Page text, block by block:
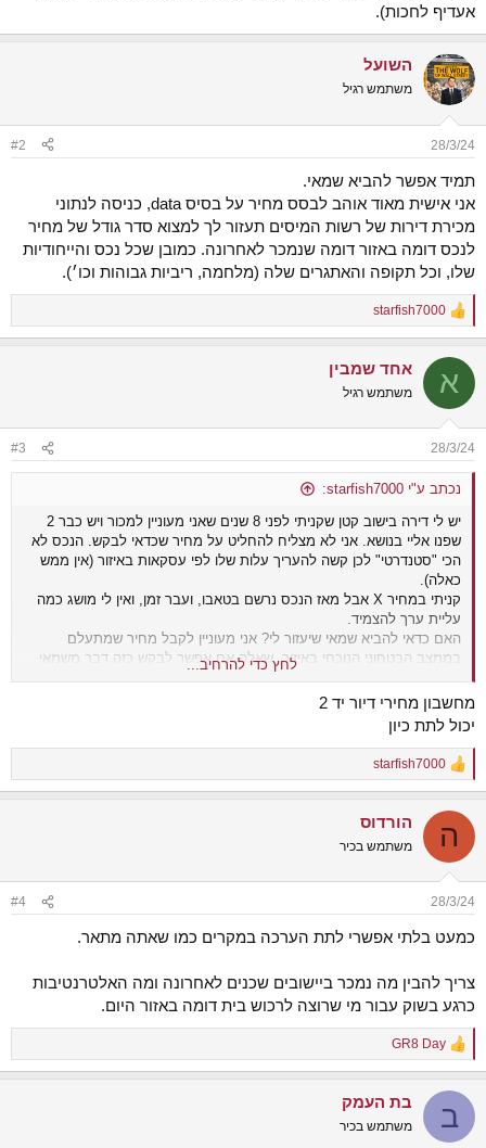
אעדיף לחכות).
השועל
משתמש רגיל
28/3/24
#2
תמיד אפשר להביא שמאי.
אני אישית מאוד אוהב לבסס מחיר על בסיס data, כניסה לנתוני
מכירת דירות של רשות המיסים תעזור לך למצוא סדר גודל של מחיר
לנכס דומה באזור דומה שנמכר לאחרונה. כמובן שכל נכס והייחודיות
שלו, וכל תקופה והאתגרים שלה (מלחמה, ריביות גבוהות וכו׳).
R
e
c
i
s
:
starfish7000
א אחד שמבין
משתמש רגיל
28/3/24
#3
נכתב ע"י starfish7000:
יש לי דירה בישוב קטן שקניתי לפני 8 שנים שאני מעוניין למכור ויש כבר 2
שפנו אליי בנושא. אני לא מצליח להחליט על מחיר שכדאי לבקש. הנכס לא
הכי "סטנדרטי" לכן קשה להעריך עלות שלו לפי עסקאות באיזור (אין ממש
כאלה).
קניתי במחיר X אבל מאז הנכס נרשם בטאבו, ועבר זמן, ואין לי מושג כמה
עליית ערך להצמיד.
האם כדאי להביא שמאי שיעזור לי? אני מעוניין לקבל מחיר שמתעלם
בממצב הבטחוני הנוכחי באיזור, שאלה אם אפשר לבקש כזה דבר משמאי
לחץ כדי להרחיב...
מחשבון מחירי דיור יד 2
יכול לתת כיון
R
e
c
i
s
starfish7000
ה הורדוס
משתמש בכיר
28/3/24
#4
כמעט בלתי אפשרי לתת הערכה במקרים כמו שאתה מתאר.
צריך להבין מה נמכר ביישובים שכנים לאחרונה ומה האלטרנטיבות
כרגע בשוק עבור מי שרוצה לרכוש בית דומה באזור היום.
R
e
c
i
GR8 Day
ב בת העמק
משתמש בכיר